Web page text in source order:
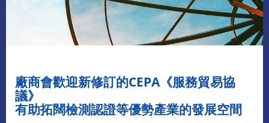
廠商會歡迎新修訂的CEPA《服務貿易協
議》
有助拓闊檢測認證等優勢產業的發展空間